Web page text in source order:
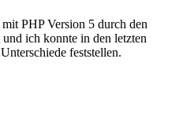
PHP Version 5 durch den
ich konnte in den letzten
feststellen.